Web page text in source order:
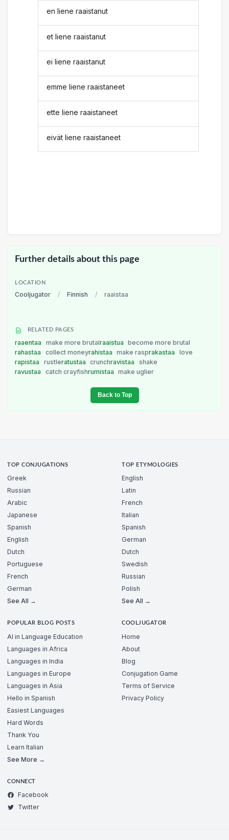
en liene raaistanut
et liene raaistanut
ei liene raaistanut
emme liene raaistaneet
ette liene raaistaneet
eivät liene raaistaneet
Further details about this page
LOCATION
Cooljugator / Finnish / raaistaa
RELATED PAGES
raaentaa make more brutalraaistua
become more brutal
rahastaa
collect moneyrahistaa make rasprakastaa
love
rapistaa
rustleratustaa crunchravistaa
shake
ravustaa
catch crayfishrumistaa make uglier
Back to Top
TOP CONJUGATIONS
Greek
Russian
Arabic
Japanese
Spanish
English
Dutch
Portuguese
French
German
See All →
TOP ETYMOLOGIES
English
Latin
French
Italian
Spanish
German
Dutch
Swedish
Russian
Polish
See All →
POPULAR BLOG POSTS
AI in Language Education
Languages in Africa
Languages in India
Languages in Europe
Languages in Asia
Hello in Spanish
Easiest Languages
Hard Words
Thank You
Learn Italian
See More →
COOLJUGATOR
Home
About
Blog
Conjugation Game
Terms of Service
Privacy Policy
CONNECT
Facebook
Twitter